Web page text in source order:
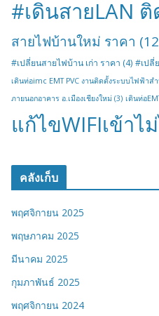
#เดินสายLAN
สายไฟบ้านใหม่ ราคา
#เปลี่ยนสายไฟบ้าน เก่า ราคา (4) #เปลี่
เดินท่อimc EMT PVC งานติดตั้งระบบไฟฟ้าส
ภายนอกอาคาร อ.เมืองเชียงใหม่ (3) เดินท่อ
แก้ไขWIFIเข้าไ
คลังเก็บ
พฤศจิกายน 2025
พฤษภาคม 2025
มีนาคม 2025
กุมภาพันธ์ 2025
พฤศจิกายน 2024